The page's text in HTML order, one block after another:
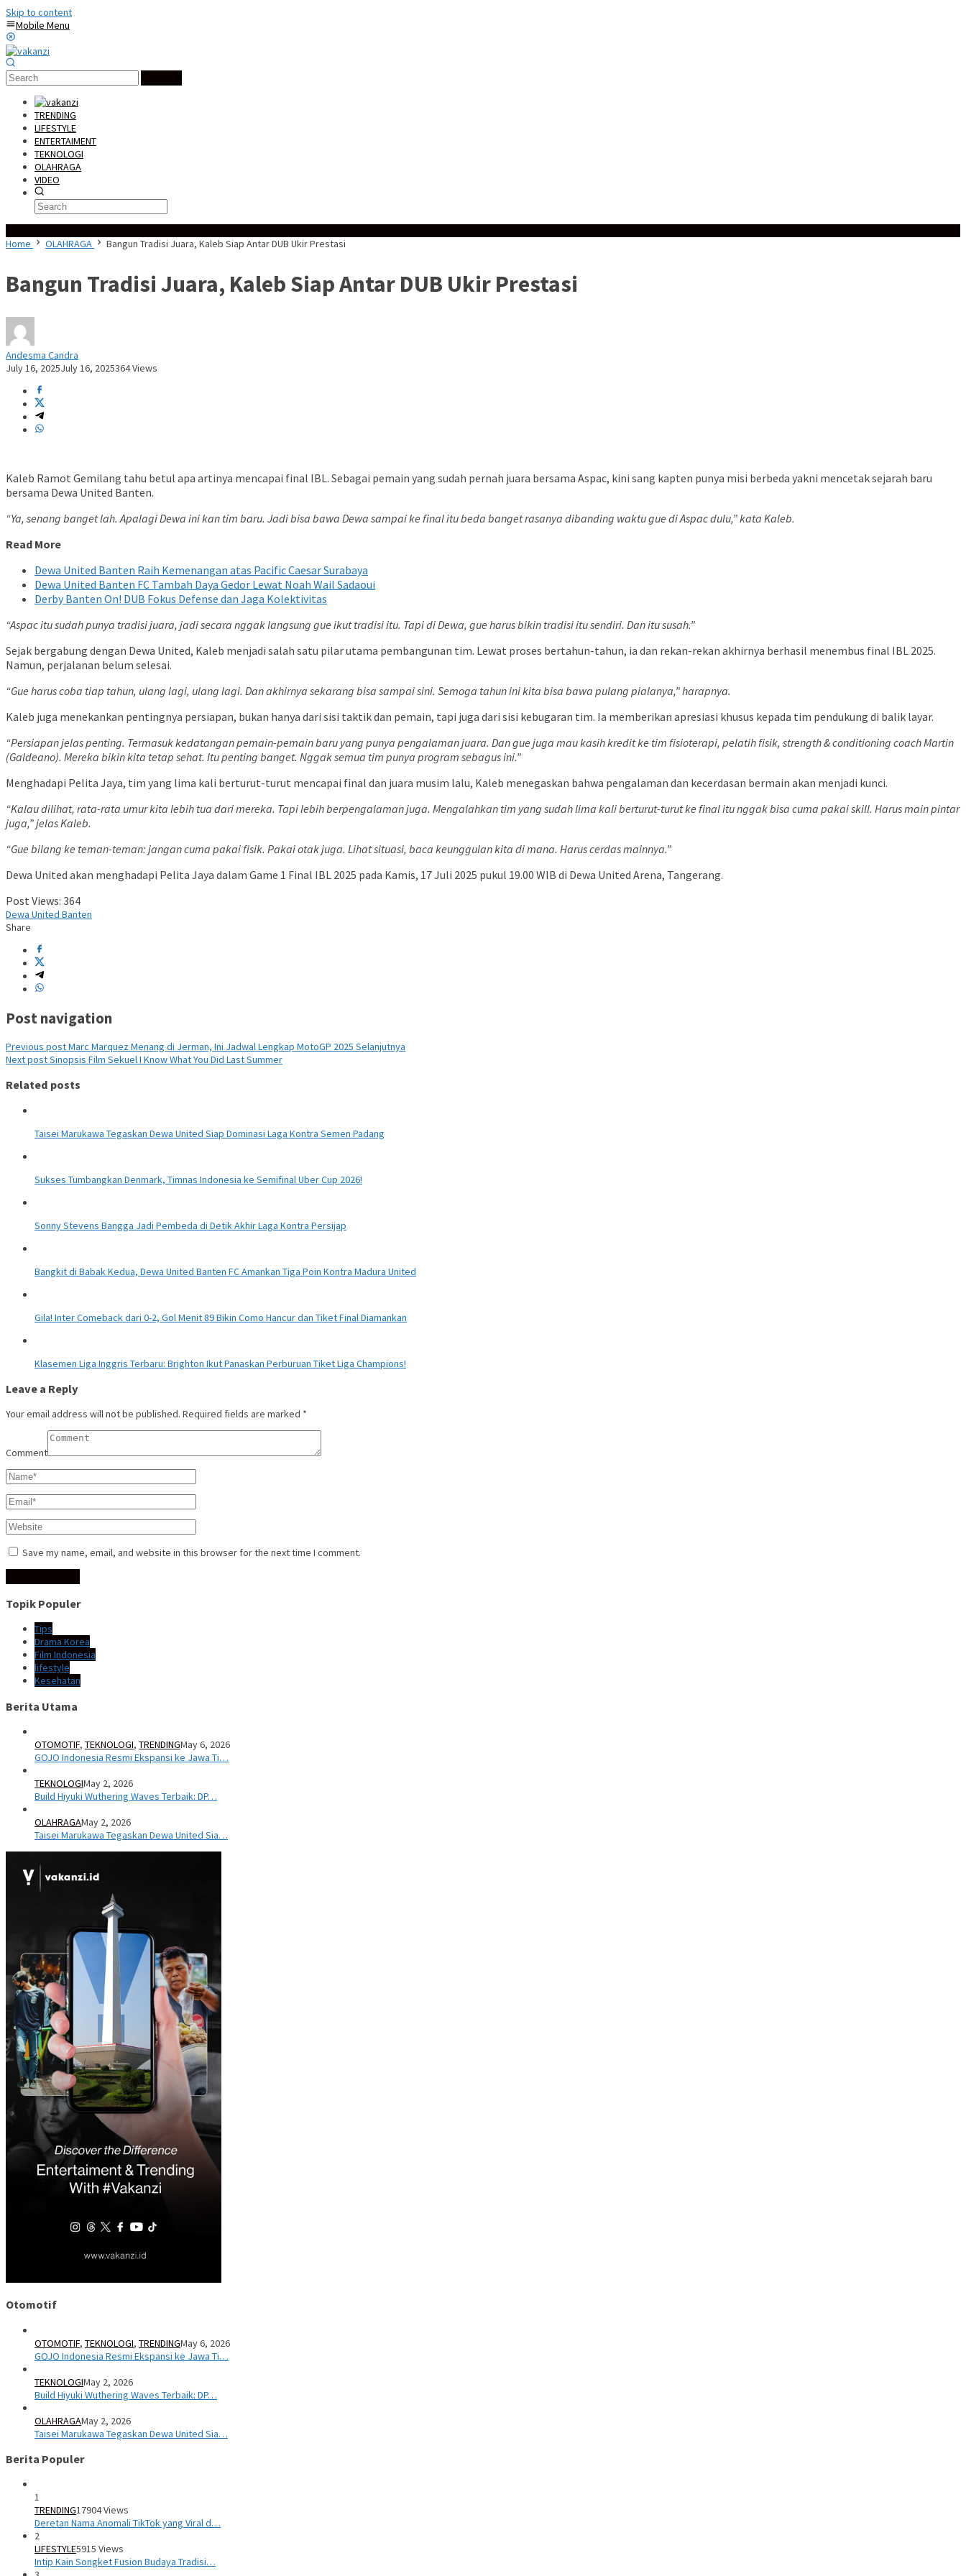
Skip to content
Mobile Menu
TRENDING
LIFESTYLE
ENTERTAIMENT
TEKNOLOGI
OLAHRAGA
VIDEO
Home
OLAHRAGA Bangun Tradisi Juara, Kaleb Siap Antar DUB Ukir Prestasi
Bangun Tradisi Juara, Kaleb Siap Antar DUB Ukir Prestasi
Andesma Candra
July 16, 2025July 16, 2025364 Views
Kaleb Ramot Gemilang tahu betul apa artinya mencapai final IBL. Sebagai pemain yang sudah pernah juara bersama Aspac, kini sang kapten punya misi berbeda yakni mencetak sejarah baru
bersama Dewa United Banten.
“Ya, senang banget lah. Apalagi Dewa ini kan tim baru. Jadi bisa bawa Dewa sampai ke final itu beda banget rasanya dibanding waktu gue di Aspac dulu,” kata Kaleb.
Read More
Dewa United Banten Raih Kemenangan atas Pacific Caesar Surabaya
Dewa United Banten FC Tambah Daya Gedor Lewat Noah Wail Sadaoui
Derby Banten On! DUB Fokus Defense dan Jaga Kolektivitas
“Aspac itu sudah punya tradisi juara, jadi secara nggak langsung gue ikut tradisi itu. Tapi di Dewa, gue harus bikin tradisi itu sendiri. Dan itu susah.”
Sejak bergabung dengan Dewa United, Kaleb menjadi salah satu pilar utama pembangunan tim. Lewat proses bertahun-tahun, ia dan rekan-rekan akhirnya berhasil menembus final IBL 2025.
Namun, perjalanan belum selesai.
“Gue harus coba tiap tahun, ulang lagi, ulang lagi. Dan akhirnya sekarang bisa sampai sini. Semoga tahun ini kita bisa bawa pulang pialanya,” harapnya.
Kaleb juga menekankan pentingnya persiapan, bukan hanya dari sisi taktik dan pemain, tapi juga dari sisi kebugaran tim. Ia memberikan apresiasi khusus kepada tim pendukung di balik layar.
“Persiapan jelas penting. Termasuk kedatangan pemain-pemain baru yang punya pengalaman juara. Dan gue juga mau kasih kredit ke tim fisioterapi, pelatih fisik, strength & conditioning coach Martin
(Galdeano). Mereka bikin kita tetap sehat. Itu penting banget. Nggak semua tim punya program sebagus ini.”
Menghadapi Pelita Jaya, tim yang lima kali berturut-turut mencapai final dan juara musim lalu, Kaleb menegaskan bahwa pengalaman dan kecerdasan bermain akan menjadi kunci.
“Kalau dilihat, rata-rata umur kita lebih tua dari mereka. Tapi lebih berpengalaman juga. Mengalahkan tim yang sudah lima kali berturut-turut ke final itu nggak bisa cuma pakai skill. Harus main pintar
juga,” jelas Kaleb.
“Gue bilang ke teman-teman: jangan cuma pakai fisik. Pakai otak juga. Lihat situasi, baca keunggulan kita di mana. Harus cerdas mainnya.”
Dewa United akan menghadapi Pelita Jaya dalam Game 1 Final IBL 2025 pada Kamis, 17 Juli 2025 pukul 19.00 WIB di Dewa United Arena, Tangerang.
Post Views: 364
Dewa United Banten
Share
Post navigation
Previous postMarc Marquez Menang di Jerman, Ini Jadwal Lengkap MotoGP 2025 Selanjutnya
Next postSinopsis Film Sekuel I Know What You Did Last Summer
Related posts
Taisei Marukawa Tegaskan Dewa United Siap Dominasi Laga Kontra Semen Padang
Sukses Tumbangkan Denmark, Timnas Indonesia ke Semifinal Uber Cup 2026!
Sonny Stevens Bangga Jadi Pembeda di Detik Akhir Laga Kontra Persijap
Bangkit di Babak Kedua, Dewa United Banten FC Amankan Tiga Poin Kontra Madura United
Gila! Inter Comeback dari 0-2, Gol Menit 89 Bikin Como Hancur dan Tiket Final Diamankan
Klasemen Liga Inggris Terbaru: Brighton Ikut Panaskan Perburuan Tiket Liga Champions!
Leave a Reply
Your email address will not be published. Required fields are marked *
Comment
Save my name, email, and website in this browser for the next time I comment.
Topik Populer
Tips
Drama Korea
Film Indonesia
lifestyle
Kesehatan
Berita Utama
OTOMOTIF, TEKNOLOGI, TRENDINGMay 6, 2026
GOJO Indonesia Resmi Ekspansi ke Jawa Ti…
TEKNOLOGIMay 2, 2026
Build Hiyuki Wuthering Waves Terbaik: DP…
OLAHRAGAMay 2, 2026
Taisei Marukawa Tegaskan Dewa United Sia…
Otomotif
OTOMOTIF, TEKNOLOGI, TRENDINGMay 6, 2026
GOJO Indonesia Resmi Ekspansi ke Jawa Ti…
TEKNOLOGIMay 2, 2026
Build Hiyuki Wuthering Waves Terbaik: DP…
OLAHRAGAMay 2, 2026
Taisei Marukawa Tegaskan Dewa United Sia…
Berita Populer
1
TRENDING17904 Views
Deretan Nama Anomali TikTok yang Viral d…
2
LIFESTYLE5915 Views
Intip Kain Songket Fusion Budaya Tradisi…